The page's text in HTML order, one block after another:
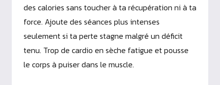
des calories sans toucher à ta récupération ni à ta
force. Ajoute des séances plus intenses
seulement si ta perte stagne malgré un déficit
tenu. Trop de cardio en sèche fatigue et pousse
le corps à puiser dans le muscle.